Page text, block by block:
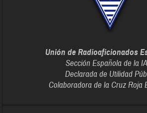
Unión de Radioaficionados
Sección Española de la
Declarada de Utilidad
Colaboradora de la Cruz Roja